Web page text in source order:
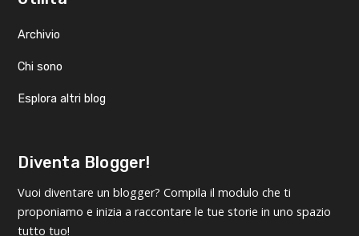
Archivio
Chi sono
Esplora altri blog
Diventa Blogger!
Vuoi diventare un blogger? Compila il modulo che ti
proponiamo e inizia a raccontare le tue storie in uno spazio
tutto tuo!